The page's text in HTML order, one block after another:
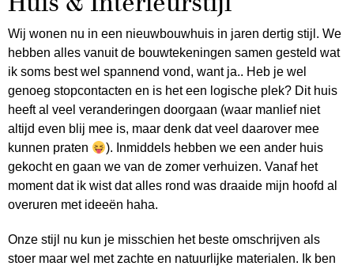
Wij wonen nu in een nieuwbouwhuis in jaren dertig stijl. We
hebben alles vanuit de bouwtekeningen samen gesteld wat
ik soms best wel spannend vond, want ja.. Heb je wel
genoeg stopcontacten en is het een logische plek? Dit huis
heeft al veel veranderingen doorgaan (waar manlief niet
altijd even blij mee is, maar denk dat veel daarover mee
kunnen praten
). Inmiddels hebben we een ander huis
gekocht en gaan we van de zomer verhuizen. Vanaf het
moment dat ik wist dat alles rond was draaide mijn hoofd al
overuren met ideeën haha.
Onze stijl nu kun je misschien het beste omschrijven als
stoer maar wel met zachte en natuurlijke materialen. Ik ben